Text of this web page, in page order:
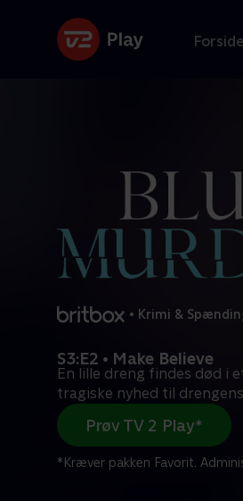
Forside
• Krimi &
S3:E2 • Make Believe
En lille dreng findes død i
tragiske nyhed til
Prøv TV 2 Play*
*Kræver pakken Favorit.